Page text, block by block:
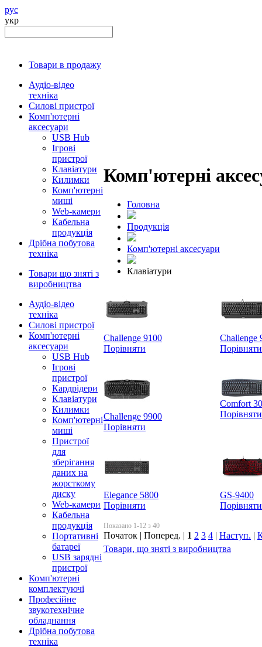
рус
укр
Товари в продажу
Аудіо-відео
техніка
Силові пристрої
Комп'ютерні
аксесуари
USB Hub
Ігрові
пристрої
Клавіатури
Килимки
Комп'ютерні
миші
Web-камери
Кабельна
продукція
Дрібна побутова
техніка
Товари що зняті з
виробництва
Аудіо-відео
техніка
Силові пристрої
Комп'ютерні
аксесуари
USB Hub
Ігрові
пристрої
Кардрідери
Клавіатури
Килимки
Комп'ютерні
миші
Пристрої
для
зберігання
даних на
жорсткому
диску
Web-камери
Кабельна
продукція
Портативні
батареї
USB зарядні
пристрої
Комп'ютерні
комплектуючі
Професійне
звукотехнічне
обладнання
Дрібна побутова
техніка
Комп'ютерні
Головна
Продукцiя
Комп'ютерні аксесуари
Клавіатури
Challenge 9100
Порівняти
Challenge
Порівняти
Challenge 9900
Порівняти
Comfort
Порівняти
Elegance 5800
Порівняти
GS-9400
Порівняти
Показано 1-12 з 40
Початок | Поперед. | 1 2 3 4 | Наступ. |
Товари, що зняті з виробництва